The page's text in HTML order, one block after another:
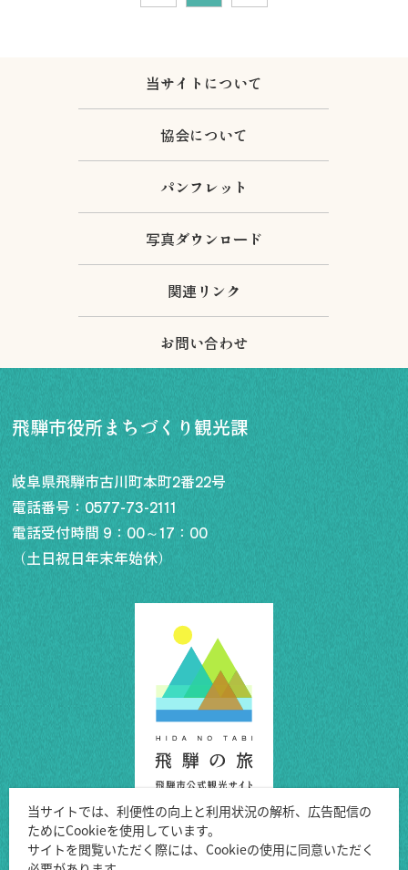
当サイトについて
協会について
パンフレット
写真ダウンロード
関連リンク
お問い合わせ
飛騨市役所まちづくり観光課
岐阜県飛騨市古川町本町2番22号
電話番号： 0577-73-2111
電話受付時間 9：00～17：00
（土日祝日年末年始休）
Copyright ©Hida City.
当サイトでは、利便性の向上と利用状況の解析、広告配信の
ためにCookieを使用しています。
サイトを閲覧いただく際には、Cookieの使用に同意いただく